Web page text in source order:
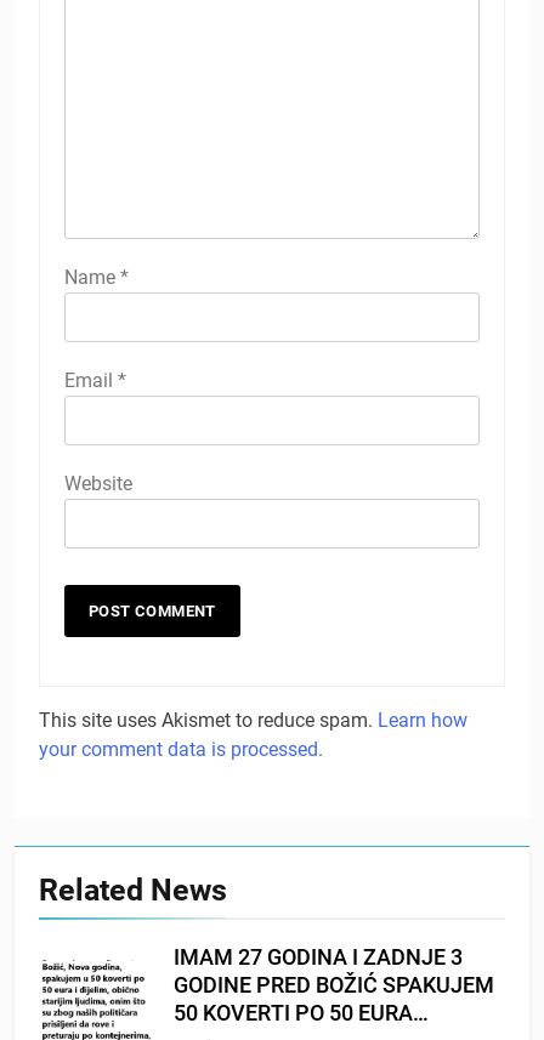
Name *
Email *
Website
This site uses Akismet to reduce spam. Learn how
your comment data is processed.
Related News
IMAM 27 GODINA I ZADNJE 3
GODINE PRED BOŽIĆ SPAKUJEM
50 KOVERTI PO 50 EURA…